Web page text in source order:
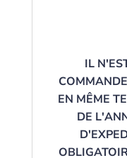
IL
EN MÊME
DE